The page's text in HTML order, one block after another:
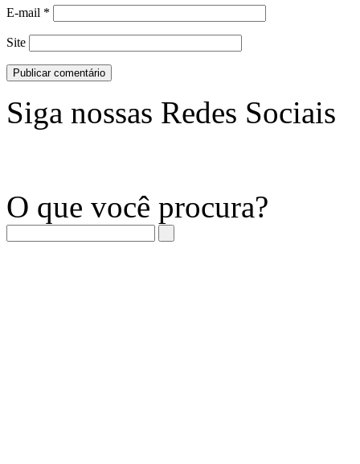
E-mail *
Site
Siga nossas Redes Sociais
O que você procura?